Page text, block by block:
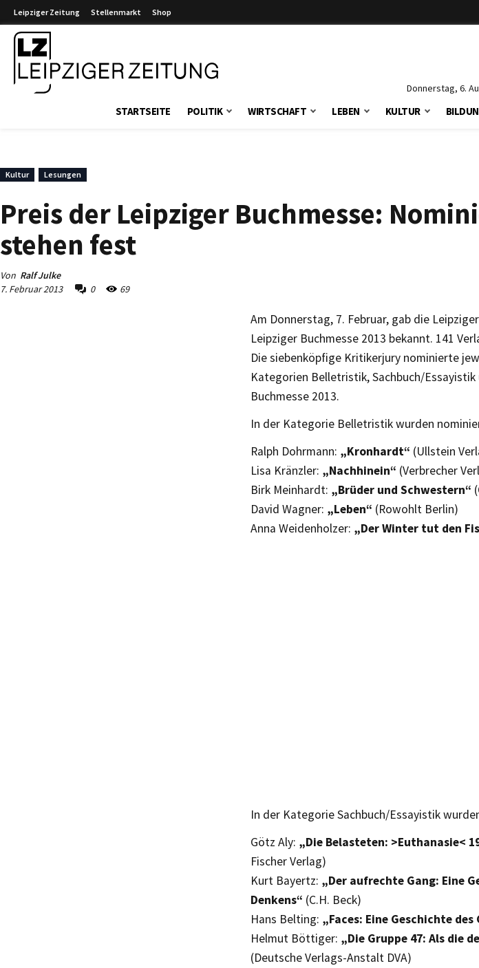
Leipziger Zeitung Stellenmarkt Shop
Donnerstag, 6.
STARTSEITE POLITIK WIRTSCHAFT LEBEN KULTUR
Kultur Lesungen
Preis der Leipziger Buchmesse:
stehen fest
Von Ralf Julke
7. Februar 2013
0 69
Am Donnerstag, 7. Februar, gab die
Leipziger Buchmesse 2013 bekannt. 141
Die siebenköpfige Kritikerjury nominierte
Kategorien Belletristik, Sachbuch/
Buchmesse 2013.
In der Kategorie Belletristik wurden
Ralph Dohrmann: „Kronhardt“ (Ullstein
Lisa Kränzler: „Nachhinein“ (Verbrecher
Birk Meinhardt: „Brüder und Schwestern“
David Wagner: „Leben“ (Rowohlt Berlin)
Anna Weidenholzer: „Der Winter tut den
In der Kategorie Sachbuch/Essayistik
Götz Aly: „Die Belasteten: >Euthanasie<
Fischer Verlag)
Kurt Bayertz: „Der aufrechte Gang: Eine
Denkens“ (C.H. Beck)
Hans Belting: „Faces: Eine Geschichte des
Helmut Böttiger: „Die Gruppe 47: Als die
(Deutsche Verlags-Anstalt DVA)